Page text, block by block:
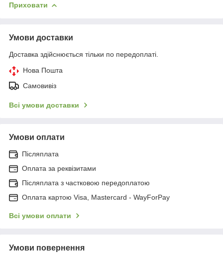
Приховати
Умови доставки
Доставка здійснюється тільки по передоплаті.
Нова Пошта
Самовивіз
Всі умови доставки
Умови оплати
Післяплата
Оплата за реквізитами
Післяплата з частковою передоплатою
Оплата картою Visa, Mastercard - WayForPay
Всі умови оплати
Умови повернення